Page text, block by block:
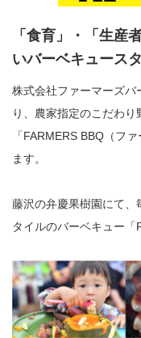
「食育」・「生産
いバーベキュース
株式会社ファーマーズバ
り、農家指定のこだわ
「FARMERS BBQ（フ
ます。
藤沢の弁慶果樹園にて、
タイルのバーベキュー「